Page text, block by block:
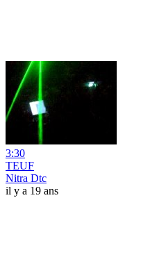
3:30
TEUF
Nitra Dtc
il y a 19 ans